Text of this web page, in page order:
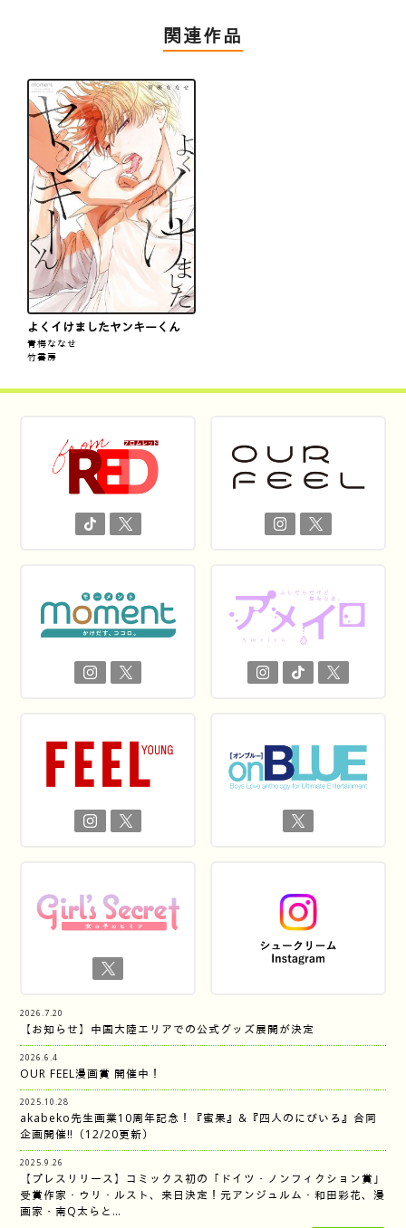
関連作品
よくイけましたヤンキーくん
青梅ななせ
竹書房
2026.7.20
【お知らせ】中国大陸エリアでの公式グッズ展開が決定
2026.6.4
OUR FEEL漫画賞 開催中！
2025.10.28
akabeko先生画業10周年記念！『蜜果』&『四人のにびいろ』合同
企画開催‼︎（12/20更新）
2025.9.26
【プレスリリース】コミックス初の「ドイツ・ノンフィクション賞」
受賞作家・ウリ・ルスト、来日決定！元アンジュルム・和田彩花、漫
画家・南Q太らと…